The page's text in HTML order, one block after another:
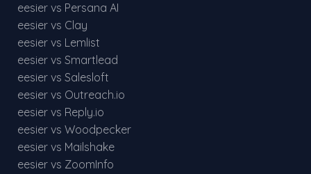
eesier vs Persana AI
eesier vs Clay
eesier vs Lemlist
eesier vs Smartlead
eesier vs Salesloft
eesier vs Outreach.io
eesier vs Reply.io
eesier vs Woodpecker
eesier vs Mailshake
eesier vs ZoomInfo